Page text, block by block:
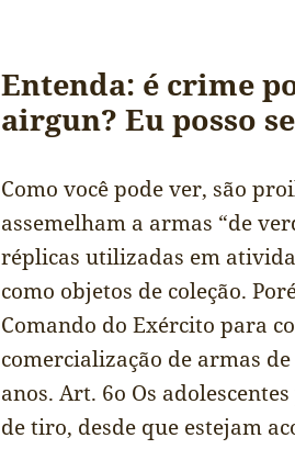
Entenda: é crime
airgun? Eu posso
Como você pode ver, são
assemelham a armas “de
réplicas utilizadas em
como objetos de coleção.
Comando do Exército para
comercialização de armas
anos. Art. 6o Os
de tiro, desde que estejam